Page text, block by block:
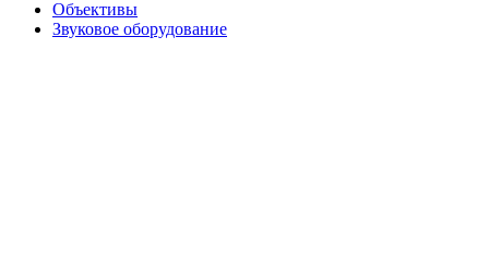
Объективы
Звуковое оборудование